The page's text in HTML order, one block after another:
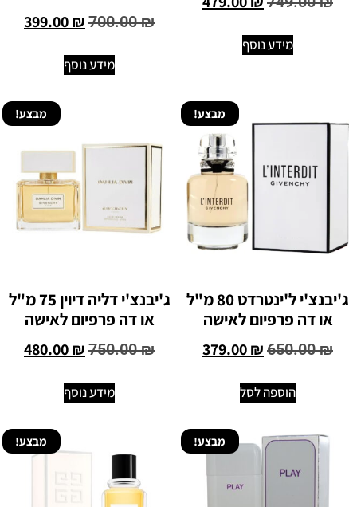
מידע נוסף
700.00₪
399.00₪
מידע נוסף
מבצע!
ג'יבנצ'י ל'ינטרדט 80 מ"ל
או דה פרפיום לאישה
650.00₪
379.00₪
הוספה לסל
מבצע!
ג'יבנצ'י דליה דיוין 75 מ"ל
או דה פרפיום לאישה
750.00₪
480.00₪
מידע נוסף
מבצע! מבצע!